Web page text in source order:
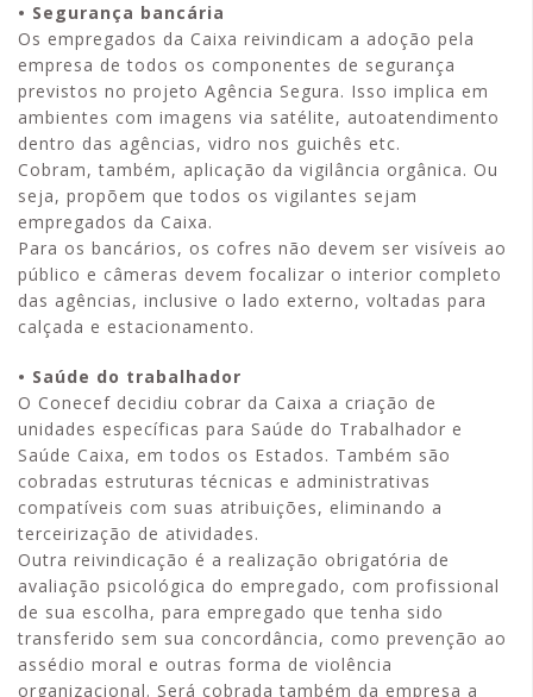
• Segurança bancária
Os empregados da Caixa reivindicam a adoção pela
empresa de todos os componentes de segurança
previstos no projeto Agência Segura. Isso implica em
ambientes com imagens via satélite, autoatendimento
dentro das agências, vidro nos guichês etc.
Cobram, também, aplicação da vigilância orgânica. Ou
seja, propõem que todos os vigilantes sejam
empregados da Caixa.
Para os bancários, os cofres não devem ser visíveis ao
público e câmeras devem focalizar o interior completo
das agências, inclusive o lado externo, voltadas para
calçada e estacionamento.
• Saúde do trabalhador
O Conecef decidiu cobrar da Caixa a criação de
unidades específicas para Saúde do Trabalhador e
Saúde Caixa, em todos os Estados. Também são
cobradas estruturas técnicas e administrativas
compatíveis com suas atribuições, eliminando a
terceirização de atividades.
Outra reivindicação é a realização obrigatória de
avaliação psicológica do empregado, com profissional
de sua escolha, para empregado que tenha sido
transferido sem sua concordância, como prevenção ao
assédio moral e outras forma de violência
organizacional. Será cobrada também da empresa a